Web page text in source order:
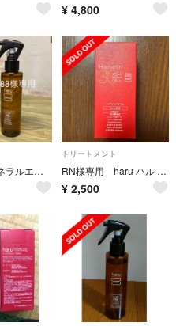
¥ 4,800
haru ヘアミネラルエッセンス
トリートメント
RN様専用 haru ハル hematin30 ヘアリペアセラム 50ml
¥ 2,500